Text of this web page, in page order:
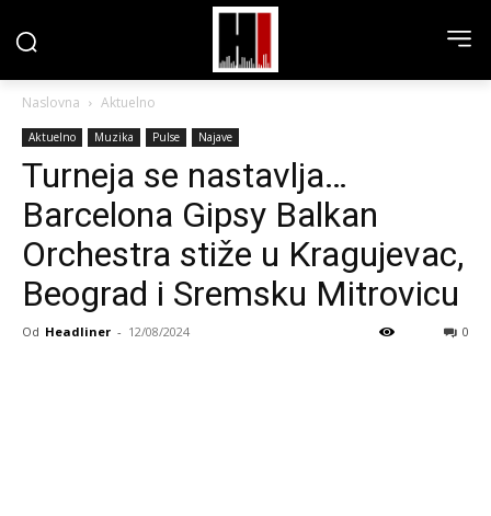
Naslovna Aktuelno
Aktuelno Muzika Pulse Najave
Turneja se nastavlja…
Barcelona Gipsy Balkan
Orchestra stiže u Kragujevac,
Beograd i Sremsku Mitrovicu
Od Headliner - 12/08/2024 0